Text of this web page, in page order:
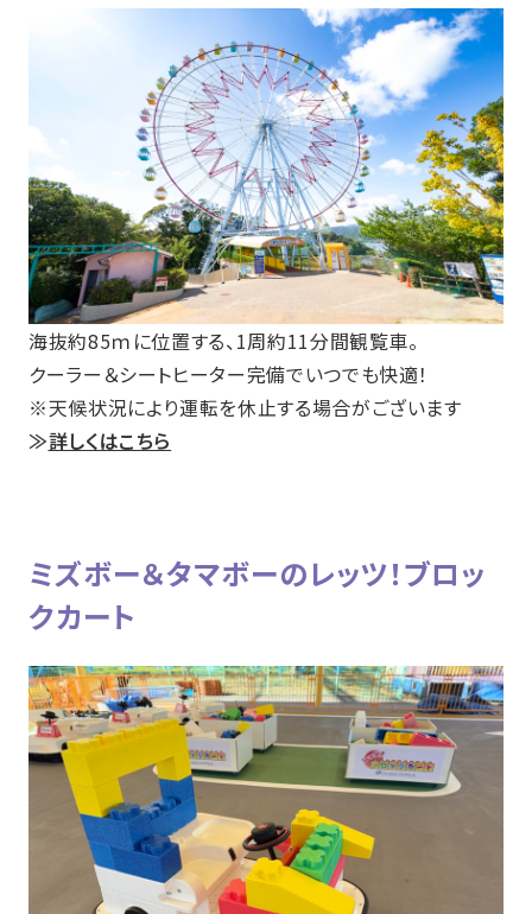
海抜約85ｍに位置する、1周約11分間観覧車。
クーラー＆シートヒーター完備でいつでも快適！
※天候状況により運転を休止する場合がございます
≫詳しくはこちら
ミズボー＆タマボーのレッツ！ブロッ
クカート